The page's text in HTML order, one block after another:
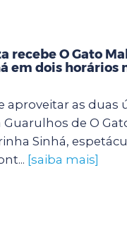
recebe O Gato
em dois horários
aproveitar as duas
de O
Sinhá,
[saiba mais]